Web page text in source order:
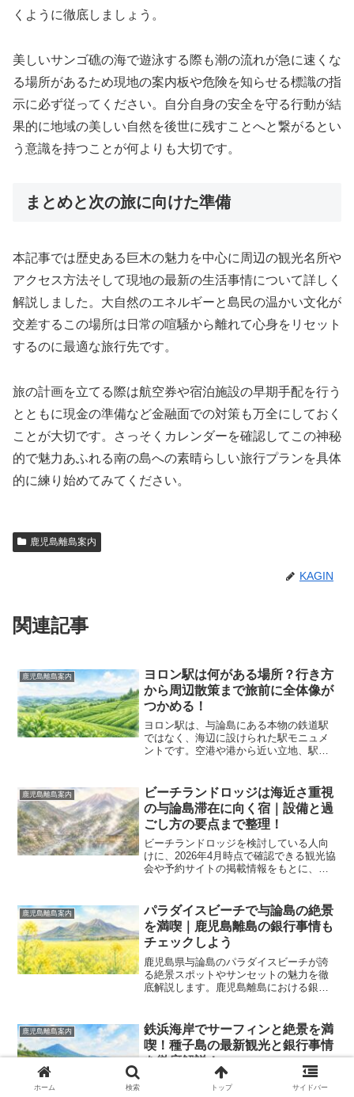
くように徹底しましょう。
美しいサンゴ礁の海で遊泳する際も潮の流れが急に速くな
る場所があるため現地の案内板や危険を知らせる標識の指
示に必ず従ってください。自分自身の安全を守る行動が結
果的に地域の美しい自然を後世に残すことへと繋がるとい
う意識を持つことが何よりも大切です。
まとめと次の旅に向けた準備
本記事では歴史ある巨木の魅力を中心に周辺の観光名所や
アクセス方法そして現地の最新の生活事情について詳しく
解説しました。大自然のエネルギーと島民の温かい文化が
交差するこの場所は日常の喧騒から離れて心身をリセット
するのに最適な旅行先です。
旅の計画を立てる際は航空券や宿泊施設の早期手配を行う
とともに現金の準備など金融面での対策も万全にしておく
ことが大切です。さっそくカレンダーを確認してこの神秘
的で魅力あふれる南の島への素晴らしい旅行プランを具体
的に練り始めてみてください。
鹿児島離島案内
KAGIN
関連記事
鹿児島離島案内
ヨロン駅は何がある場所？行き方
から周辺散策まで旅前に全体像が
つかめる！
ヨロン駅は、与論島にある本物の鉄道駅
ではなく、海辺に設けられた駅モニュメ
ントです。空港や港から近い立地、駅名
とタクシーの選び分け、写真映えする時
間帯、風や日差しへの備えまで整理し、
短時間観光でも満足しやすい訪問のコツ
をまとめています。
鹿児島離島案内
ビーチランドロッジは海近さ重視
の与論島滞在に向く宿｜設備と過
ごし方の要点まで整理！
ビーチランドロッジを検討している人向
けに、2026年4月時点で確認できる観光協
会や予約サイトの掲載情報をもとに、立
島滞在ガイドです。海に近い宿を選びた
い人が、予約前に見ておきたい注意点も
まとめています。
鹿児島離島案内
パラダイスビーチで与論島の絶景
を満喫｜鹿児島離島の銀行事情も
チェックしよう
鹿児島県与論島のパラダイスビーチが誇
る絶景スポットやサンセットの魅力を徹
底解説します。鹿児島離島における銀行
解消して南国の美しい海を満喫するため
の完全ガイドです。
鹿児島離島案内
鉄浜海岸でサーフィンと絶景を満
喫！種子島の最新観光と銀行事情
を徹底解説！
種子島で最もメジャーなサーフポイント
である鉄浜海岸の魅力を徹底解説しま
ホーム 検索 トップ サイドバー